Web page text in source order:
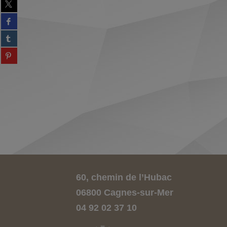
sur
twitter
(Nouvelle
fenêtre)
Partager
sur
facebook
(Nouvelle
fenêtre)
Partager
sur
tumblr
(Nouvelle
Partager
sur
60, chemin de l’Hubac
06800 Cagnes-sur-Mer
04 92 02 37 10